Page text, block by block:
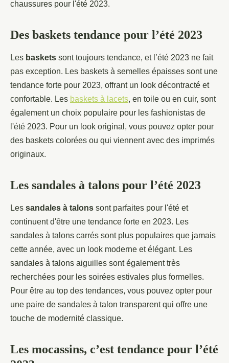
chaussures pour l'été 2023.
Des baskets tendance pour l’été 2023
Les baskets sont toujours tendance, et l’été 2023 ne fait
pas exception. Les baskets à semelles épaisses sont une
tendance forte pour 2023, offrant un look décontracté et
confortable. Les baskets à lacets, en toile ou en cuir, sont
également un choix populaire pour les fashionistas de
l'été 2023. Pour un look original, vous pouvez opter pour
des baskets colorées ou qui viennent avec des imprimés
originaux.
Les sandales à talons pour l’été 2023
Les sandales à talons sont parfaites pour l'été et
continuent d'être une tendance forte en 2023. Les
sandales à talons carrés sont plus populaires que jamais
cette année, avec un look moderne et élégant. Les
sandales à talons aiguilles sont également très
recherchées pour les soirées estivales plus formelles.
Pour être au top des tendances, vous pouvez opter pour
une paire de sandales à talon transparent qui offre une
touche de modernité classique.
Les mocassins, c’est tendance pour l’été